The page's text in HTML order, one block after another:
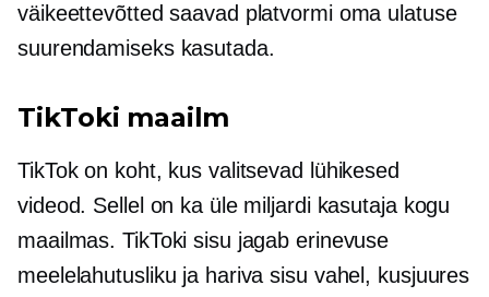
väikeettevõtted saavad platvormi oma ulatuse
suurendamiseks kasutada.
TikToki maailm
TikTok on koht, kus valitsevad lühikesed
videod. Sellel on ka üle miljardi kasutaja kogu
maailmas. TikToki sisu jagab erinevuse
meelelahutusliku ja hariva sisu vahel, kusjuures